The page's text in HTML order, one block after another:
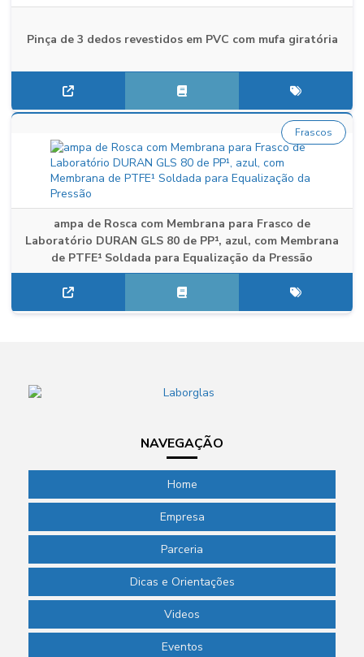
Pinça de 3 dedos revestidos em PVC com mufa giratória
ampa de Rosca com Membrana para Frasco de
Laboratório DURAN GLS 80 de PP¹, azul, com Membrana
de PTFE¹ Soldada para Equalização da Pressão
Frascos
NAVEGAÇÃO
Home
Empresa
Parceria
Dicas e Orientações
Videos
Eventos